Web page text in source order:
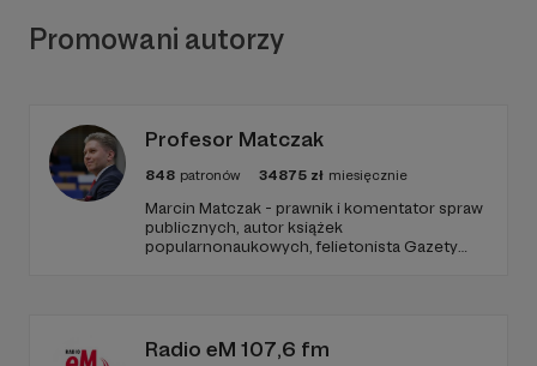
Poranny Trening Wokalny. Pokażemy jak ćwiczyć
głos, urozmaicić grę na perkusji, gitarze, basie i
klawiszach. A nasza kadra wesprze was w tym z
całych sił.
Promowani autorzy
Profesor Matczak
848 patronów 34875 zł miesięcznie
Marcin Matczak - prawnik i komentator spraw
publicznych, autor książek
popularnonaukowych, felietonista Gazety
bańkami informacyjnymi.
Radio eM 107,6 fm